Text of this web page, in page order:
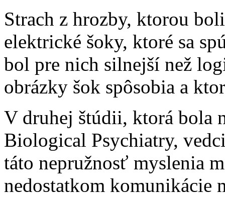
Strach z hrozby, ktorou
elektrické šoky, ktoré sa
bol pre nich silnejší než
obrázky šok spôsobia a
V druhej štúdii, ktorá bola
Biological Psychiatry,
táto nepružnosť myslenia
nedostatkom komunikácie